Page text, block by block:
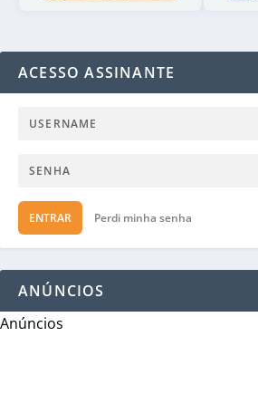
ACESSO ASSINANTE
ENTRAR Perdi minha senha
ANÚNCIOS
Anúncios